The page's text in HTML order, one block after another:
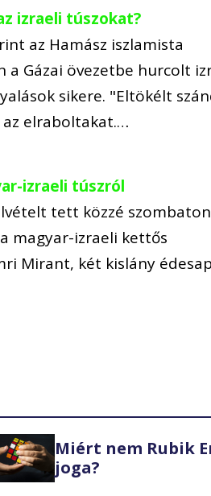
izraeli túszokat?
az Hamász iszlamista
Gázai övezetbe hurcolt
sikere. "Eltökélt
az elraboltakat.…
izraeli túszról
tett közzé
magyar-izraeli kettős
Mirant, két kislány
Miért nem Rubik
joga?